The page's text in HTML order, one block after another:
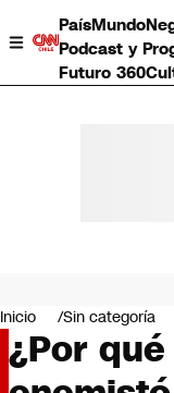
PaísMundo
Podcast y
Futuro 360
Negocios
Deportes
Programas
Cultura
Inicio Sin categoría
¿Por